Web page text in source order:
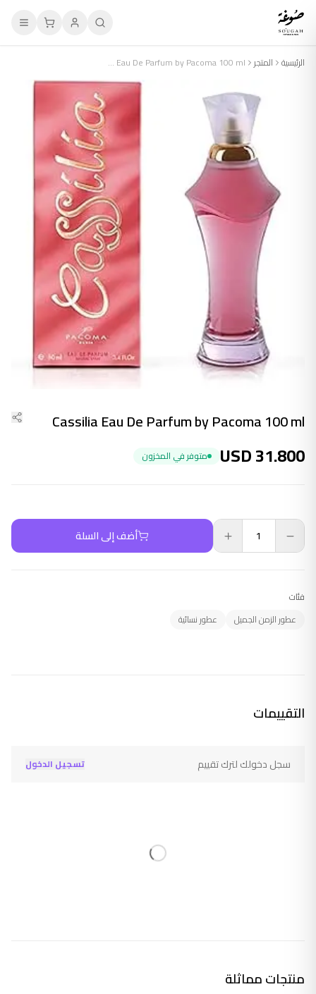
الرئيسية المتجر Cassilia Eau De Parfum by Pacoma 100 ml
Cassilia Eau De Parfum by Pacoma 100 ml
USD31.800 متوفر في المخزون
أضف إلى السلة
فئات
عطور الزمن الجميل
عطور نسائية
التقييمات
سجل دخولك لترك تقييم تسجيل الدخول
منتجات مماثلة